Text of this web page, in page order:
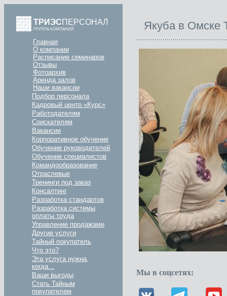
ТРИЭСПЕРСОНАЛ
ГРУППА КОМПАНИЙ
Главная
О компании
Расписание семинаров
Отзывы
Фотоархив
Аренда залов
Наши вакансии
Подбор персонала
Кадровый центр «Курс»
Работодателям
Соискателям
Вакансии
Корпоративное обучение
Обучение руководителей
Обучение специалистов
Командообразование
Отраслевые
Тренинги под заказ
Консалтинг
Разработка стандартов
Разработка системы
оплаты труда
Управление продажами
Другие услуги
Тайный покупатель
Что это?
Эта услуга нужна,
когда...
Ваши выгоды
Стать Тайным
покупателем
Якуба в Омске
Мы в соцсетях: